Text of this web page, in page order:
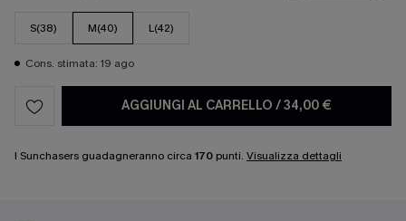
S(38) M(40) L(42)
Cons. stimata: 19 ago
AGGIUNGI AL CARRELLO /34,00 €
I Sunchasers guadagneranno circa 170 punti. Visualizza dettagli